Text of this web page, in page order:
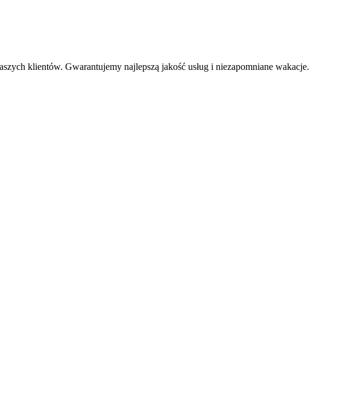
klientów. Gwarantujemy najlepszą jakość usług i niezapomniane wakacje.